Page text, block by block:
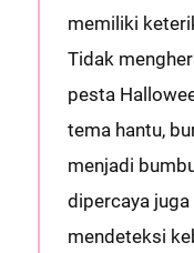
memiliki
Tidak
pesta
tema hantu,
menjadi
dipercaya
mendeteksi